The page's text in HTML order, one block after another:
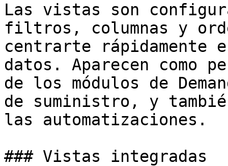
Las vistas son
filtros, columnas y
centrarte rápidamente
datos. Aparecen como
de los módulos de
de suministro, y
las automatizaciones.
### Vistas integradas